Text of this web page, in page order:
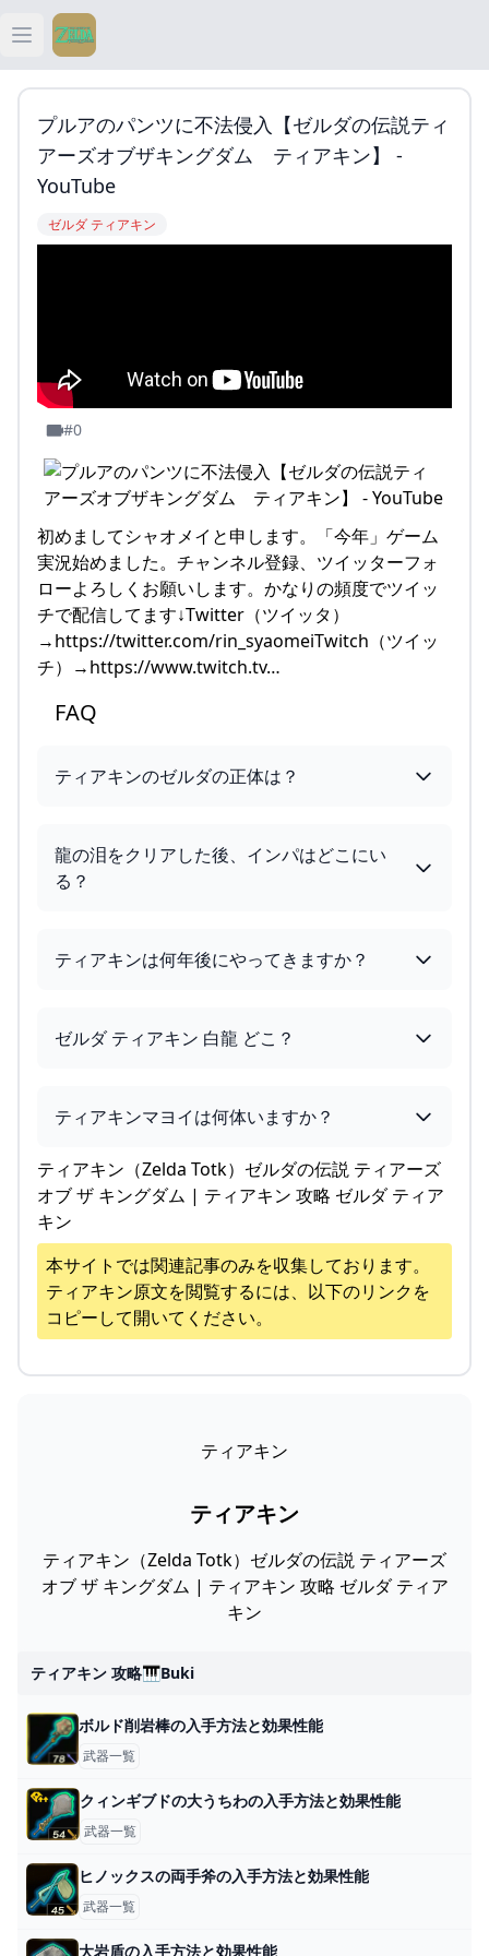
Open main menu
ティアキン
ティアキン 祠
プルアのパンツに不法侵入【ゼルダの伝説ティ
アーズオブザキングダム ティアキン】 -
YouTube
ゼルダ ティアキン
#0
初めましてシャオメイと申します。「今年」ゲーム
実況始めました。チャンネル登録、ツイッターフォ
ローよろしくお願いします。かなりの頻度でツイッ
チで配信してます↓Twitter（ツイッタ）
→https://twitter.com/rin_syaomeiTwitch（ツイッ
チ）→https://www.twitch.tv…
FAQ
ティアキンのゼルダの正体は？
龍の泪をクリアした後、インパはどこにい
る？
ティアキンは何年後にやってきますか？
ゼルダ ティアキン 白龍 どこ？
ティアキンマヨイは何体いますか？
ティアキン（Zelda Totk）ゼルダの伝説 ティアーズ
オブ ザ キングダム | ティアキン 攻略 ゼルダ ティア
キン
本サイトでは関連記事のみを収集しております。
ティアキン原文を閲覧するには、以下のリンクを
コピーして開いてください。
ティアキン
ティアキン
ティアキン（Zelda Totk）ゼルダの伝説 ティアーズ
オブ ザ キングダム | ティアキン 攻略 ゼルダ ティア
キン
ティアキン 攻略🎹buki
ボルド削岩棒の入手方法と効果性能
武器一覧
クィンギブドの大うちわの入手方法と効果性能
武器一覧
ヒノックスの両手斧の入手方法と効果性能
武器一覧
大岩盾の入手方法と効果性能